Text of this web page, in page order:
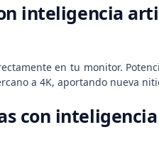
inteligencia
en tu monitor.
a 4K, aportando nueva
con